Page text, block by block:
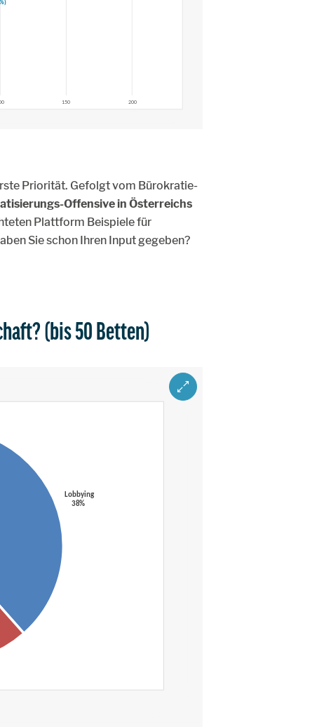
Priorität. Gefolgt vom Bürokratie-
Offensive in Österreichs
Plattform Beispiele für
Sie schon Ihren Input gegeben?
(bis 50 Betten)
ZOOM IMAGE